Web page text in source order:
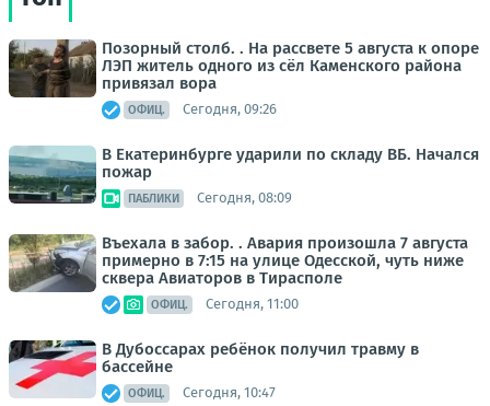
Позорный столб. . На рассвете 5 августа к опоре
ЛЭП житель одного из сёл Каменского района
привязал вора
ОФИЦ. Сегодня, 09:26
В Екатеринбурге ударили по складу ВБ. Начался
пожар
ПАБЛИКИ Сегодня, 08:09
Въехала в забор. . Авария произошла 7 августа
примерно в 7:15 на улице Одесской, чуть ниже
сквера Авиаторов в Тирасполе
ОФИЦ. Сегодня, 11:00
В Дубоссарах ребёнок получил травму в
бассейне
ОФИЦ. Сегодня, 10:47